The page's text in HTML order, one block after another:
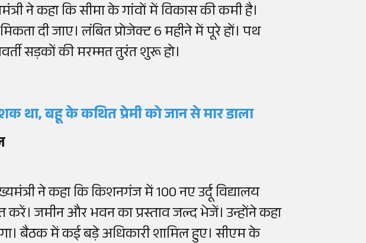
ने कहा कि सीमा के गांवों में विकास की कमी है।
दी जाए। लंबित प्रोजेक्ट 6 महीने में पूरे हों। पथ
सड़कों की मरम्मत तुरंत शुरू हो।
था, बहू के कथित प्रेमी को जान से मार डाला
ने कहा कि किशनगंज में 100 नए उर्दू विद्यालय
जमीन और भवन का प्रस्ताव जल्द भेजें। उन्होंने कहा
बैठक में कई बड़े अधिकारी शामिल हुए। सीएम के